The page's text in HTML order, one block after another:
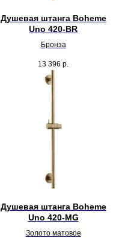
Душевая штанга Boheme
Uno 420-BR
Бронза
13 396 р.
Душевая штанга Boheme
Uno 420-MG
Золото матовое